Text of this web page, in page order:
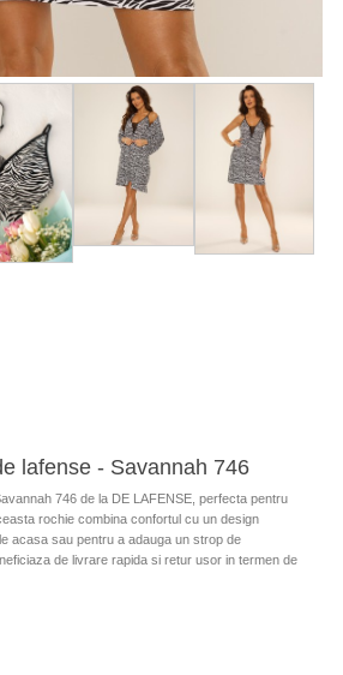
lafense - Savannah 746
746 de la DE LAFENSE, perfecta pentru
rochie combina confortul cu un design
acasa sau pentru a adauga un strop de
de livrare rapida si retur usor in termen de